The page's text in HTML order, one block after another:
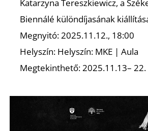
Katarzyna Tereszkiewicz, a
Biennálé különdíjasának
Megnyitó: 2025.11.12., 18:00
Helyszín: Helyszín: MKE | Aula
Megtekinthető: 2025.11.13– 22.